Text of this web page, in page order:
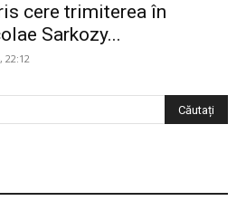
cere trimiterea în
Sarkozy...
22:12